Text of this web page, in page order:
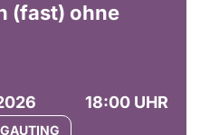
(fast) ohne
18:00 UHR